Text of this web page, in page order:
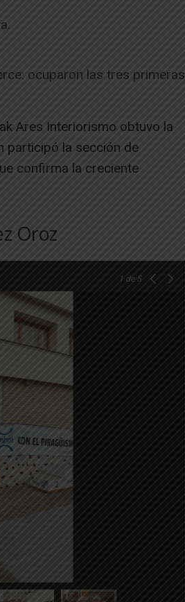
ocuparon las tres primeras
Ares Interiorismo obtuvo la
participó la sección de
confirma la creciente
Oroz
1 de 5